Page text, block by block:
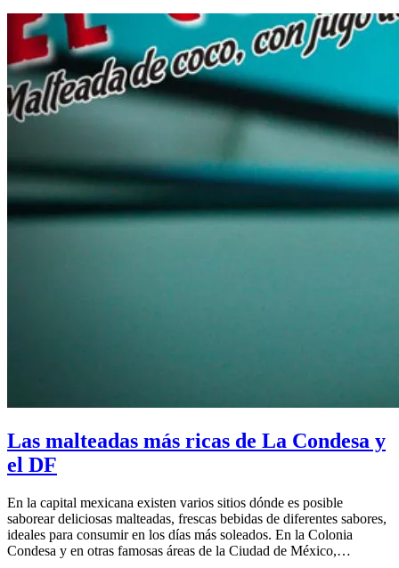
Las malteadas más ricas de La Condesa y
el DF
En la capital mexicana existen varios sitios dónde es posible
saborear deliciosas malteadas, frescas bebidas de diferentes sabores,
ideales para consumir en los días más soleados. En la Colonia
Condesa y en otras famosas áreas de la Ciudad de México,…